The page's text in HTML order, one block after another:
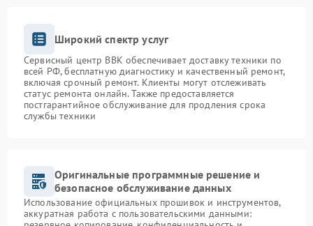
Широкий спектр услуг
Сервисный центр BBK обеспечивает доставку техники по
всей РФ, бесплатную диагностику и качественный ремонт,
включая срочный ремонт. Клиенты могут отслеживать
статус ремонта онлайн. Также предоставляется
постгарантийное обслуживание для продления срока
службы техники
Оригинальные программные решение и
безопасное обслуживание данных
Использование официальных прошивок и инструментов,
аккуратная работа с пользовательскими данными: